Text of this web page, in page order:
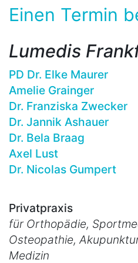
Einen Termin
Lumedis
PD Dr. Elke Maurer
Amelie Grainger
Dr. Franziska Zwecker
Dr. Jannik Ashauer
Dr. Bela Braag
Axel Lust
Dr. Nicolas Gumpert
Privatpraxis
für Orthopädie,
Osteopathie,
Medizin